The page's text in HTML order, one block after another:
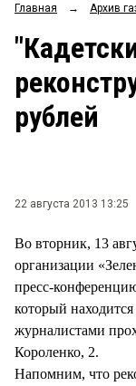
ОБЩЕСТВО
ЗАКОН
НОВОСТИ
Главная → Архив
рублей
22 августа 2013 13:25
Во вторник, 13
организации
пресс-
который
журналистами
Короленко, 2.
Напомним, что